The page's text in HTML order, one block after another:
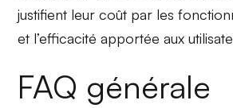
justifient leur coût par les
et l’efficacité apportée aux
FAQ générale